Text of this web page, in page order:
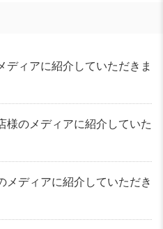
ディアに紹介していただきま
様のメディアに紹介していた
メディアに紹介していただき